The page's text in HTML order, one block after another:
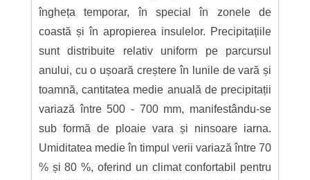
îngheța temporar, în special în zonele de
coastă și în apropierea insulelor. Precipitațiile
sunt distribuite relativ uniform pe parcursul
anului, cu o ușoară creștere în lunile de vară și
toamnă, cantitatea medie anuală de precipitații
variază între 500 - 700 mm, manifestându-se
sub formă de ploaie vara și ninsoare iarna.
Umiditatea medie în timpul verii variază între 70
% și 80 %, oferind un climat confortabil pentru